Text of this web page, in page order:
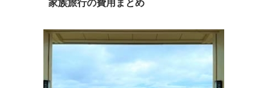
家族旅行の費用まとめ